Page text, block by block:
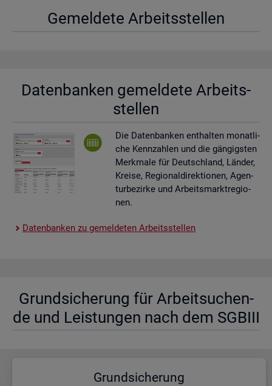
Ge­mel­de­te Ar­beits­stel­len
Da­ten­ban­ken ge­mel­de­te Ar­beits­
stel­len
Die Da­ten­ban­ken ent­hal­ten mo­nat­li­
che Kenn­zah­len und die gän­gigs­ten
Merk­ma­le für Deutsch­land, Län­der,
Krei­se, Re­gio­nal­di­rek­tio­nen, Agen­
tur­be­zir­ke und Ar­beits­markt­re­gio­
nen.
Da­ten­ban­ken zu ge­mel­de­ten Ar­beits­stel­len
Grund­si­che­rung für Ar­beit­su­chen­
de und Leis­tun­gen nach dem SGBIII
Grund­si­che­rung